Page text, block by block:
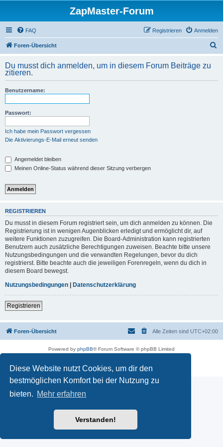
Diese Website nutzt Cookies, um dir den
bestmöglichen Komfort bei der Nutzung zu
bieten. Mehr erfahren
Verstanden!
ZapMaster-Forum
FAQ Anmelden
Registrieren
Foren-Übersicht
h
Du musst dich anmelden, um in diesem Forum Beiträge zu
zitieren.
Benutzername:
Passwort:
Ich habe mein Passwort vergessen
Die Aktivierungs-E-Mail erneut senden
Angemeldet bleiben
Meinen Online-Status während dieser Sitzung verbergen
REGISTRIEREN
Du musst in diesem Forum registriert sein, um dich anmelden zu können. Die
Registrierung ist in wenigen Augenblicken erledigt und ermöglicht dir, auf
weitere Funktionen zuzugreifen. Die Board-Administration kann registrierten
Benutzern auch zusätzliche Berechtigungen zuweisen. Beachte bitte unsere
Nutzungsbedingungen und die verwandten Regelungen, bevor du dich
registrierst. Bitte beachte auch die jeweiligen Forenregeln, wenn du dich in
diesem Board bewegst.
Nutzungsbedingungen | Datenschutzerklärung
Registrieren
Foren-Übersicht Alle Zeiten sind UTC+02:00
Powered by phpBB® Forum Software © phpBB Limited
Datenschutz|Nutzungsbedingungen